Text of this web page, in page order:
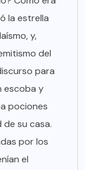
la estrella
y,
del
para
escoba y
pociones
su casa.
por los
el